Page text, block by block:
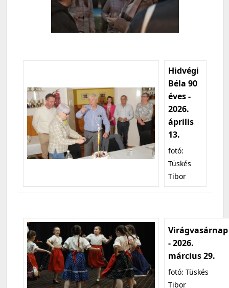
Hidvégi
Béla 90
éves -
2026.
április
13.
fotó:
Tüskés
Tibor
Virágvasárnap
- 2026.
március 29.
fotó: Tüskés
Tibor